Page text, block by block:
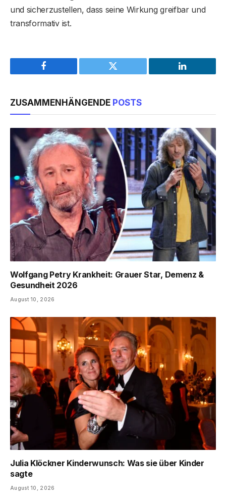
und sicherzustellen, dass seine Wirkung greifbar und
transformativ ist.
Facebook Twitter LinkedIn
ZUSAMMENHÄNGENDE POSTS
Wolfgang Petry Krankheit: Grauer Star, Demenz &
Gesundheit 2026
August 10, 2026
Julia Klöckner Kinderwunsch: Was sie über Kinder
sagte
August 10, 2026